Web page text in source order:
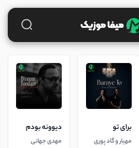
برای تو
مهیار و گاد پوری
دیوونه بودم
مهدی جهانی